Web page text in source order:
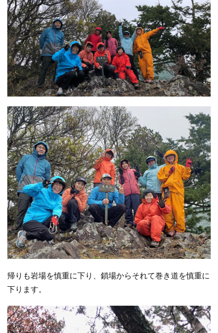
帰りも岩場を慎重に下り、鎖場からそれて巻き道を慎重に
下ります。